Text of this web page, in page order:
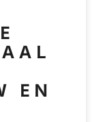
EN